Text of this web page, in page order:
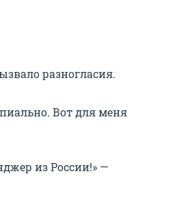
разногласия.
Вот для меня
из России!» —